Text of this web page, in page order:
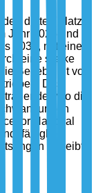
dritten Platz,
Jahr 2025 und
2035, mit einer
eine starke
Beliebtheit von
Das
wo die
for National
antreibt.